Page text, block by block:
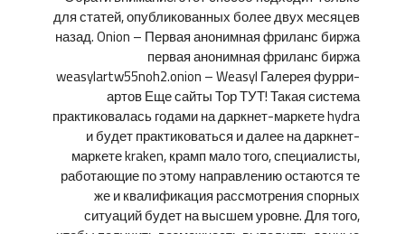
для статей, опубликованных более двух месяцев
назад. Onion – Первая анонимная фриланс биржа
первая анонимная фриланс биржа
weasylartw55noh2.onion – Weasyl Галерея фурри-
артов Еще сайты Тор ТУТ! Такая система
практиковалась годами на даркнет-маркете hydra
и будет практиковаться и далее на даркнет-
маркете kraken, крамп мало того, специалисты,
работающие по этому направлению остаются те
же и квалификация рассмотрения спорных
ситуаций будет на высшем уровне. Для того,